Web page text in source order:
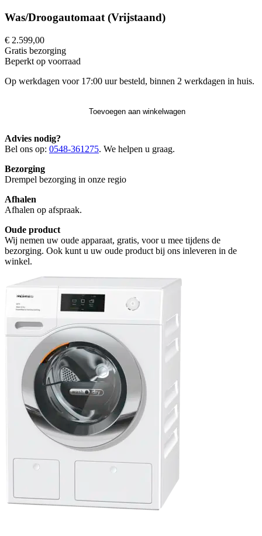
Was/Droogautomaat (Vrijstaand)
€ 2.599,00
Gratis bezorging
Beperkt op voorraad
Op werkdagen voor 17:00 uur besteld, binnen 2 werkdagen in huis.
Toevoegen aan winkelwagen
Advies nodig?
Bel ons op: 0548-361275. We helpen u graag.
Bezorging
Drempel bezorging in onze regio
Afhalen
Afhalen op afspraak.
Oude product
Wij nemen uw oude apparaat, gratis, voor u mee tijdens de
bezorging. Ook kunt u uw oude product bij ons inleveren in de
winkel.